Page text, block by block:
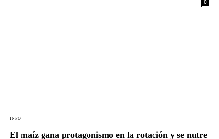
0
INFO
El maíz gana protagonismo en la rotación y se nutre